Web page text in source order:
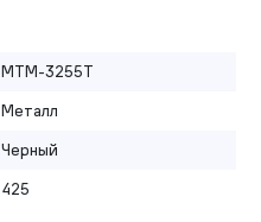
MTM-3255T
Металл
Черный
425